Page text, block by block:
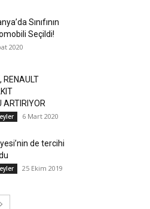
Sınıfının
Seçildi!
2020
RENAULT
ARTIRIYOR
6 Mart 2020
de tercihi
25 Ekim 2019